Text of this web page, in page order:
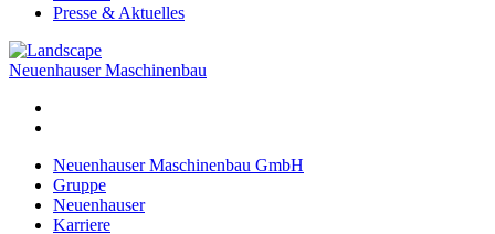
Presse & Aktuelles
Neuenhauser Maschinenbau
Neuenhauser Maschinenbau GmbH
Gruppe
Neuenhauser
Karriere